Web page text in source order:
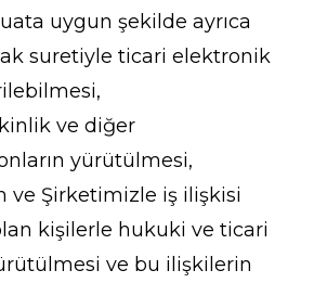
uygun şekilde ayrıca
suretiyle ticari elektronik
ve diğer
yürütülmesi,
ve Şirketimizle iş ilişkisi
kişilerle hukuki ve ticari
ve bu ilişkilerin